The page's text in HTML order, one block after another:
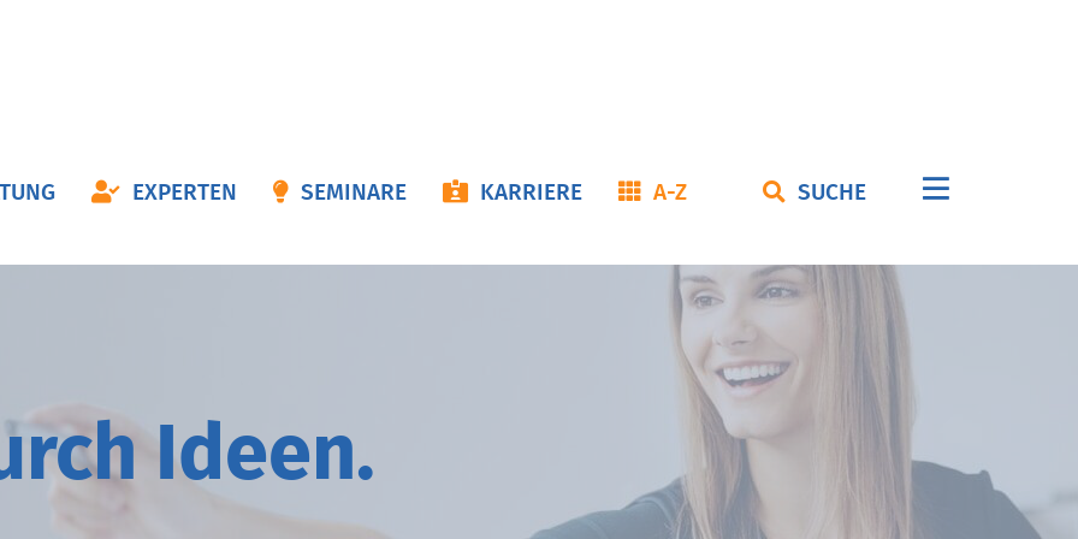
EXPERTEN SEMINARE KARRIERE A-Z SUCHE
Navigation
I deen.